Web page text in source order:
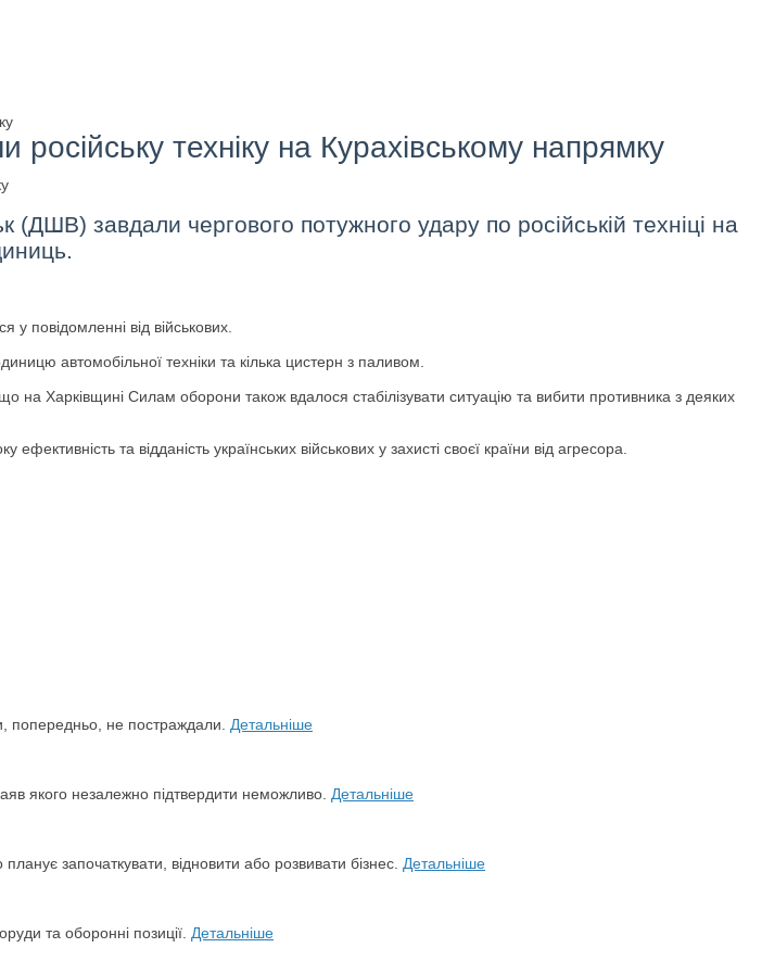
техніку на Курахівському напрямку
(ДШВ) завдали чергового потужного удару по російській техніці на
у повідомленні від військових.
автомобільної техніки та кілька цистерн з паливом.
Харківщині Силам оборони також вдалося стабілізувати ситуацію та вибити противника з деяких
та відданість українських військових у захисті своєї країни від агресора.
попередньо, не постраждали. Детальніше
якого незалежно підтвердити неможливо. Детальніше
започаткувати, відновити або розвивати бізнес. Детальніше
та оборонні позиції. Детальніше